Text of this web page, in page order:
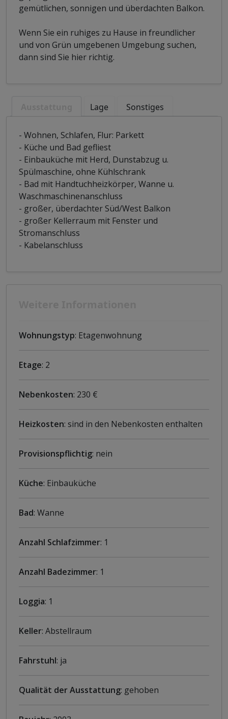
gemütlichen, sonnigen und überdachten Balkon.
Wenn Sie ein ruhiges zu Hause in freundlicher
und von Grün umgebenen Umgebung suchen,
dann sind Sie hier richtig.
Lage Sonstiges
- Wohnen, Schlafen, Flur: Parkett
- Küche und Bad gefliest
- Einbauküche mit Herd, Dunstabzug u.
Spülmaschine, ohne Kühlschrank
- Bad mit Handtuchheizkörper, Wanne u.
Waschmaschinenanschluss
- großer, überdachter Süd/West Balkon
- großer Kellerraum mit Fenster und
Stromanschluss
- Kabelanschluss
Wohnungstyp: Etagenwohnung
Etage: 2
Nebenkosten: 230 €
Heizkosten: sind in den Nebenkosten enthalten
Provisionspflichtig: nein
Küche: Einbauküche
Bad: Wanne
Anzahl Schlafzimmer: 1
Anzahl Badezimmer: 1
Loggia: 1
Keller: Abstellraum
Fahrstuhl: ja
Qualität der Ausstattung: gehoben